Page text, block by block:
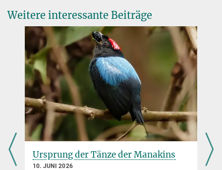
DOI
Weitere interessante Beiträge
Ursprung der Tänze der Manakins
10. JUNI 2026